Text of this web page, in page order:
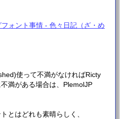
ォント事情 - 色々日記（ざ・め
使って不満がなければRicty
満がある場合は、PlemolJP
とはどれも素晴らしく、